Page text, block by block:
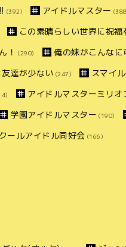
(392) アイドルマスター
この素晴らしい世界に祝福
！ (290) 俺の妹がこんな
達が少ない (247) スマイ
アイドルマスターミリオ
学園アイドルマスター (190)
ールアイドル同好会 (166)